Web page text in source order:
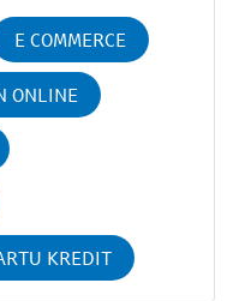
E COMMERCE
ONLINE
KREDIT